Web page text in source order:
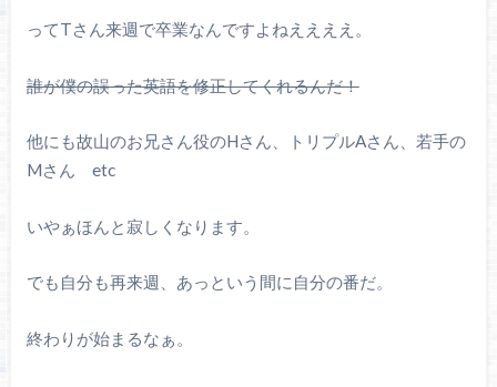
ってTさん来週で卒業なんですよねええええ。
誰が僕の誤った英語を修正してくれるんだ！
他にも故山のお兄さん役のHさん、トリプルAさん、若手の
Mさん etc
いやぁほんと寂しくなります。
でも自分も再来週、あっという間に自分の番だ。
終わりが始まるなぁ。